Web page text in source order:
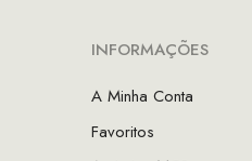
INFORMAÇÕES
A Minha Conta
Favoritos